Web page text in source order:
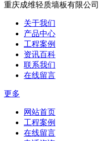
重庆成维轻质墙板有限公司
关于我们
产品中心
工程案例
资讯百科
联系我们
在线留言
更多
网站首页
工程案例
在线留言